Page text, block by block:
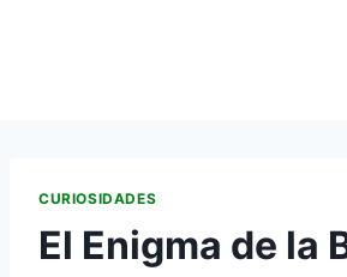
CURIOSIDADES
El Enigma de la